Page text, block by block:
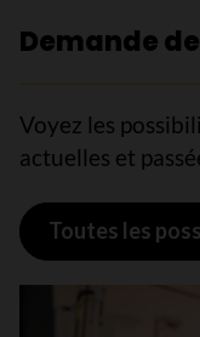
Demande
Voyez les
actuelles et
Toutes les